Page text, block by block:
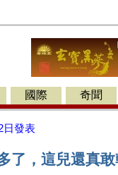
國際 奇聞
日發表
了，這兒還真敢